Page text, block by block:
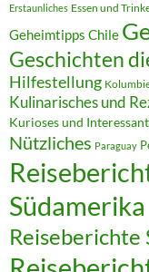
Erstaunliches Essen und
Geheimtipps Chile
Geschichten
Hilfestellung
Kulinarisches und
Kurioses und
Nützliches Paraguay
Südamerika
Reiseberichte